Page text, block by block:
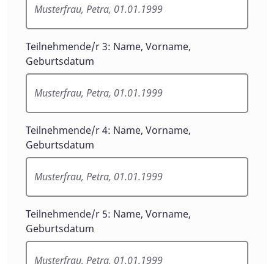
Teilnehmende/r 3: Name, Vorname,
Geburtsdatum
Teilnehmende/r 4: Name, Vorname,
Geburtsdatum
Teilnehmende/r 5: Name, Vorname,
Geburtsdatum